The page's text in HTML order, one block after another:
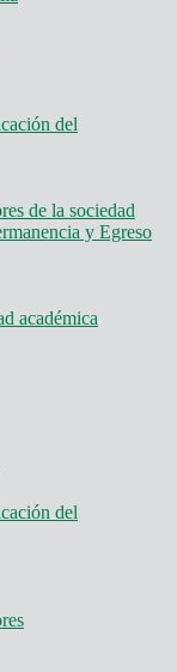
del
de la sociedad
y Egreso
académica
del